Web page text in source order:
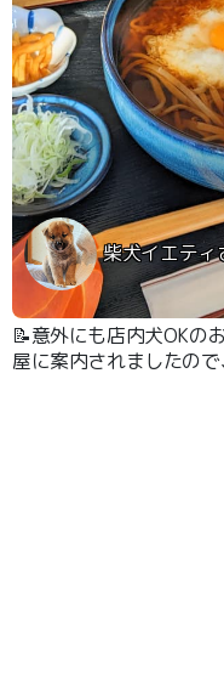
柴犬イエティ
📝意外にも店内犬OKの
屋に案内されましたの